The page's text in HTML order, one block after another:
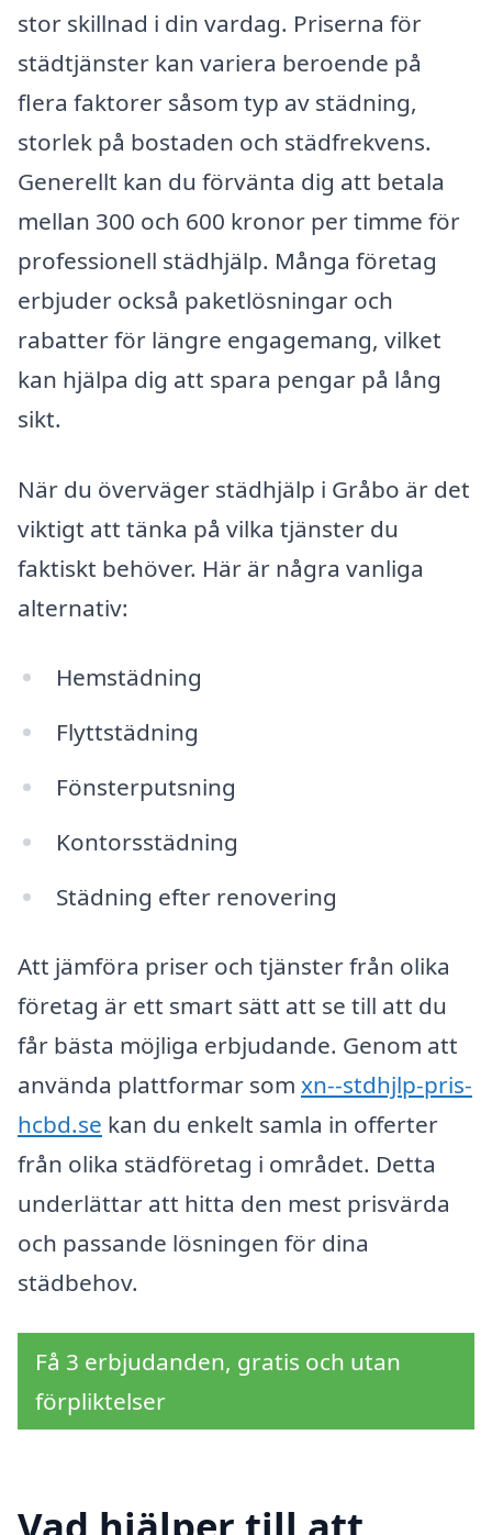
stor skillnad i din vardag. Priserna för
städtjänster kan variera beroende på
flera faktorer såsom typ av städning,
storlek på bostaden och städfrekvens.
Generellt kan du förvänta dig att betala
mellan 300 och 600 kronor per timme för
professionell städhjälp. Många företag
erbjuder också paketlösningar och
rabatter för längre engagemang, vilket
kan hjälpa dig att spara pengar på lång
sikt.
När du överväger städhjälp i Gråbo är det
viktigt att tänka på vilka tjänster du
faktiskt behöver. Här är några vanliga
alternativ:
Hemstädning
Flyttstädning
Fönsterputsning
Kontorsstädning
Städning efter renovering
Att jämföra priser och tjänster från olika
företag är ett smart sätt att se till att du
får bästa möjliga erbjudande. Genom att
använda plattformar som xn--stdhjlp-pris-
hcbd.se kan du enkelt samla in offerter
från olika städföretag i området. Detta
underlättar att hitta den mest prisvärda
och passande lösningen för dina
städbehov.
Få 3 erbjudanden, gratis och utan
förpliktelser